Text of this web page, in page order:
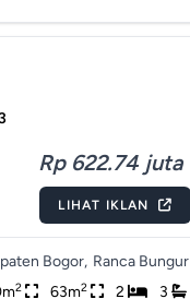
Rp 622.74 juta
LIHAT IKLAN
Bogor, Ranca Bungur
2 63m2 2 3